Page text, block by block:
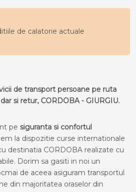
de calatorie actuale
de transport persoane pe ruta
si retur, CORDOBA - GIURGIU.
pe siguranta si confortul
la dispozitie curse internationale
destinatia CORDOBA realizate cu
Dorim sa gasiti in noi un
de aceea asiguram transportul
din majoritatea oraselor din